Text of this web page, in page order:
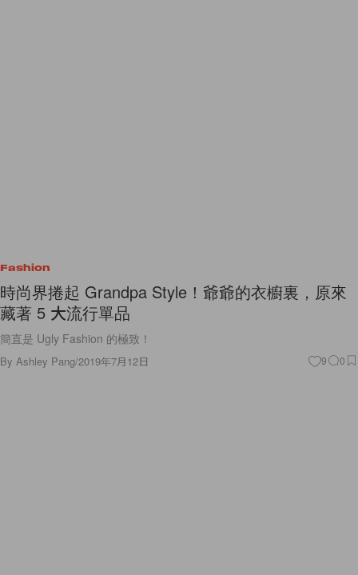
Fashion
時尚界捲起 Grandpa Style！爺爺的衣櫥裏，原來
藏著 5 大流行單品
簡直是 Ugly Fashion 的極致！
By Ashley Pang/2019年7月12日 9 0